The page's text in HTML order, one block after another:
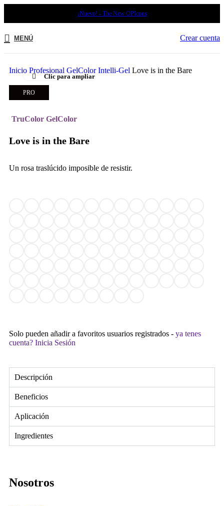
¡Nuevo! - The New OPIcons
MENÚ Crear cuenta
Inicio Profesional GelColor Intelli-Gel Love is in the Bare
Clic para ampliar
PRO
TruColor GelColor
Love is in the Bare
Un rosa traslúcido imposible de resistir.
Solo pueden añadir a favoritos usuarios registrados - ya tenes
cuenta? Inicia Sesión
Descripción
Beneficios
Aplicación
Ingredientes
Nosotros